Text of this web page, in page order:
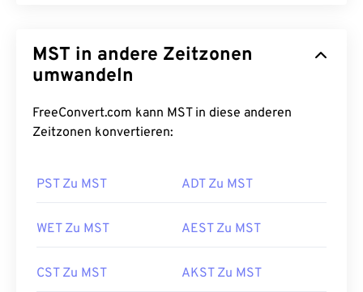
MST in andere Zeitzonen
umwandeln
FreeConvert.com kann MST in diese anderen
Zeitzonen konvertieren:
PST Zu MST ADT Zu MST
WET Zu MST AEST Zu MST
CST Zu MST AKST Zu MST